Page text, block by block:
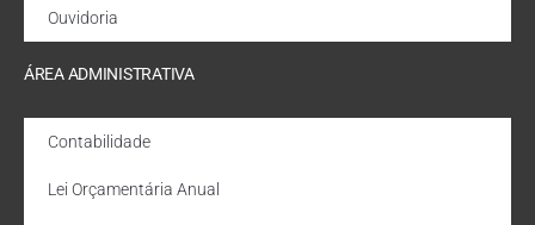
Ouvidoria
ÁREA ADMINISTRATIVA
Contabilidade
Lei Orçamentária Anual